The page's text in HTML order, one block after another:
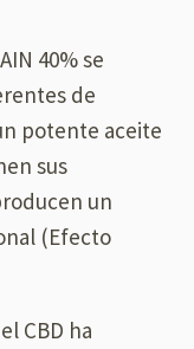
40% se
de
potente aceite
sus
un
(Efecto
CBD ha